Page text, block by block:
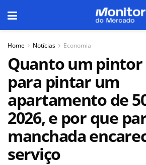
Home Notícias Economia
Quanto um pintor
para pintar um
apartamento de
2026, e por que
manchada
serviço